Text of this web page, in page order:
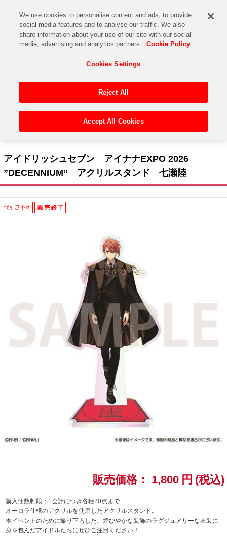
CHANNEL STORE EVENT
ゲーム 電子書籍
ASOBI STAGE
プレミアム会員とは
アイドルマスターシリーズ
アイドルマスター
アイドルマスター SideM
アイドルマスター シャイニーカラーズ
プロジェクトアイマス ヴイアライヴ
テイルズ オブ シリーズ
太鼓の達人
ラブライブ！シリーズ
ラブライブ！
イベントグッズ
トイ・ホビー
> キャラクター > アイドリッシュセブン > アイドリッシュセブン アイナナEXPO
アイドリッシュセブン アイナナEXPO 2026
”DECENNIUM” アクリルスタンド 七瀬陸
販売価格： 1,800 円 (税込)
購入個数制限：1会計につき各種20点まで
オーロラ仕様のアクリルを使用したアクリルスタンド。
本イベントのために撮り下ろした、煌びやかな装飾のラグジュアリーな衣装に
身を包んだアイドルたちにぜひご注目ください！
We use cookies to personalise content and ads, to provide
social media features and to analyse our traffic. We also
share information about your use of our site with our social
media, advertising and analytics partners.
Cookie Policy
Cookies Settings
Reject All
Accept All Cookies